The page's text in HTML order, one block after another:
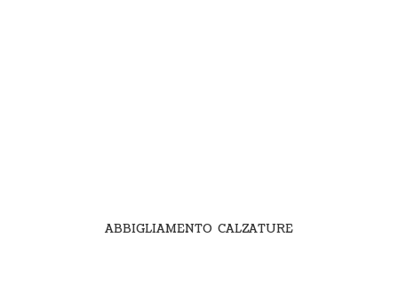
ABBIGLIAMENTO CALZATURE